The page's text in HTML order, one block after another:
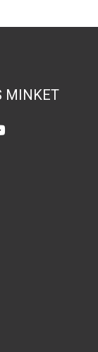
MINKET